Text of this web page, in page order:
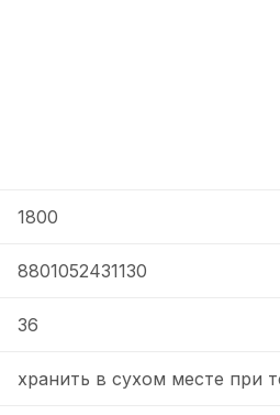
1800
8801052431130
36
хранить в сухом месте при